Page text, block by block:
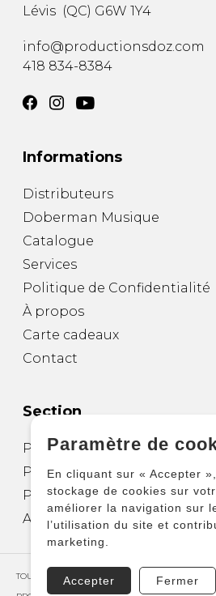
Lévis (QC) G6W 1Y4
info@productionsdoz.com
418 834-8384
Informations
Distributeurs
Doberman Musique
Catalogue
Services
Politique de Confidentialité
À propos
Carte cadeaux
Contact
Section
Partitions pour guitare
Partitions pour autres
Partitions pour ensembles
Autres produits
TOUS DROITS RÉSERVÉS © COPYRIGHT 2026 –
Paramètre de
En cliquant sur « Accepter
stockage de cookies sur
améliorer la navigation sur
l’utilisation du site et
marketing.
Accepter Fermer